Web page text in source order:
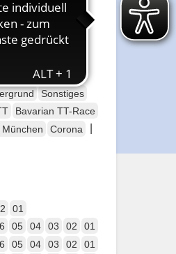
Jugend
Sonstiges
Bavarian TT-Race
Corona
01
05 04 03 02 01
05 04 03 02 01